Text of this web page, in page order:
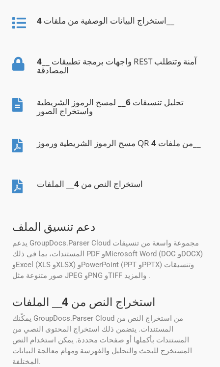
استخراج البيانات الوصفية من ملفات 4
4
المصادقة
تحليل تنسيقات 6 __ لمسح الرموز الشريطية
واستخراج الصور
مسح الرموز الشريطية ورموز QR من ملفات 4
استخراج النص من 4 __ الملفات
دعم تنسيق الملف
يدعم GroupDocs.Parser Cloud مجموعة واسعة من تنسيقات
المستندات، بما في ذلك PDF وMicrosoft Word (DOC وDOCX)
وExcel (XLS وXLSX) وPowerPoint (PPT وPPTX) وتنسيقات
صور متنوعة مثل JPEG وPNG وTIFF والمزيد .
استخراج النص من 4 __ الملفات
يمكّنك GroupDocs.Parser Cloud من استخراج النص من
المستندات. يتضمن ذلك استخراج المحتوى النصي من
المستندات بأكملها أو صفحات محددة. يمكن استخدام النص
المستخرج للبحث والتحليل والفهرسة ومهام معالجة البيانات
المختلفة.